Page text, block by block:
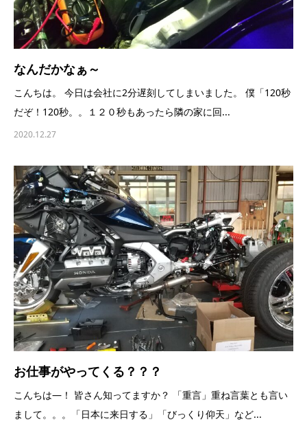
なんだかなぁ～
こんちは。 今日は会社に2分遅刻してしまいました。 僕「120秒
だぞ！120秒。。１２０秒もあったら隣の家に回...
2020.12.27
お仕事がやってくる？？？
こんちは―！ 皆さん知ってますか？ 「重言」重ね言葉とも言い
まして。。。「日本に来日する」「びっくり仰天」など...